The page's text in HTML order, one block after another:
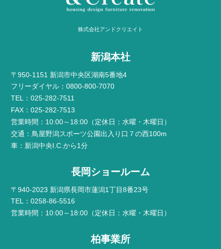
株式会社アンドクリエイト
新潟本社
〒950-1151 新潟市中央区湖南5番地4
フリーダイヤル：0800-800-7070
TEL：025-282-7511
FAX：025-282-7513
営業時間：10:00～18:00（定休日：水曜・木曜日）
交通：鳥屋野潟スポーツ公園出入り口７の西100m
車：新潟中央I.C.から1分
長岡ショールーム
〒940-2023 新潟県長岡市蓮潟1丁目8番23号
TEL：0258-86-5516
営業時間：10:00～18:00（定休日：水曜・木曜日）
柏事業所